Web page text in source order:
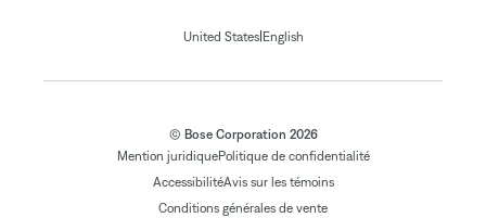
United States| English
© Bose Corporation 2026
Mention juridiquePolitique de confidentialité
AccessibilitéAvis sur les témoins
Conditions générales de vente